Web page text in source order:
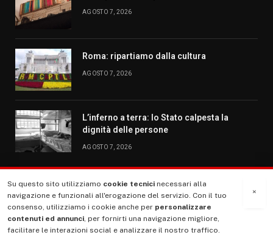
AGOSTO 7, 2026
Roma: ripartiamo dalla cultura
AGOSTO 7, 2026
L’inferno a terra: lo Stato calpesta la
dignità delle persone
AGOSTO 7, 2026
MENU
La Nostra Storia
×
Su questo sito utilizziamo cookie tecnici necessari alla
navigazione e funzionali all'erogazione del servizio. Con il tuo
consenso, utilizziamo i cookie anche per personalizzare
contenuti ed annunci, per fornirti una navigazione migliore,
facilitare le interazioni social e analizzare il nostro traffico.